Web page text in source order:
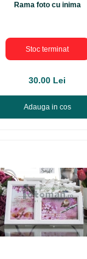
Rama foto cu inima
Stoc terminat
30.00 Lei
Adauga in cos